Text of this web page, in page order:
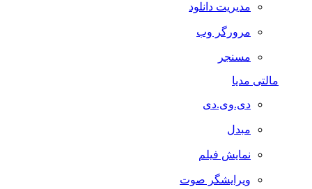
مدیریت دانلود
مرورگر وب
مسنجر
مالتی مدیا
دی.وی.دی
مبدل
نمایش فیلم
ویرایشگر صوت